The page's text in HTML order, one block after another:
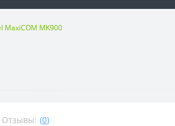
MaxiCOM MK900
Отзывы: (0)